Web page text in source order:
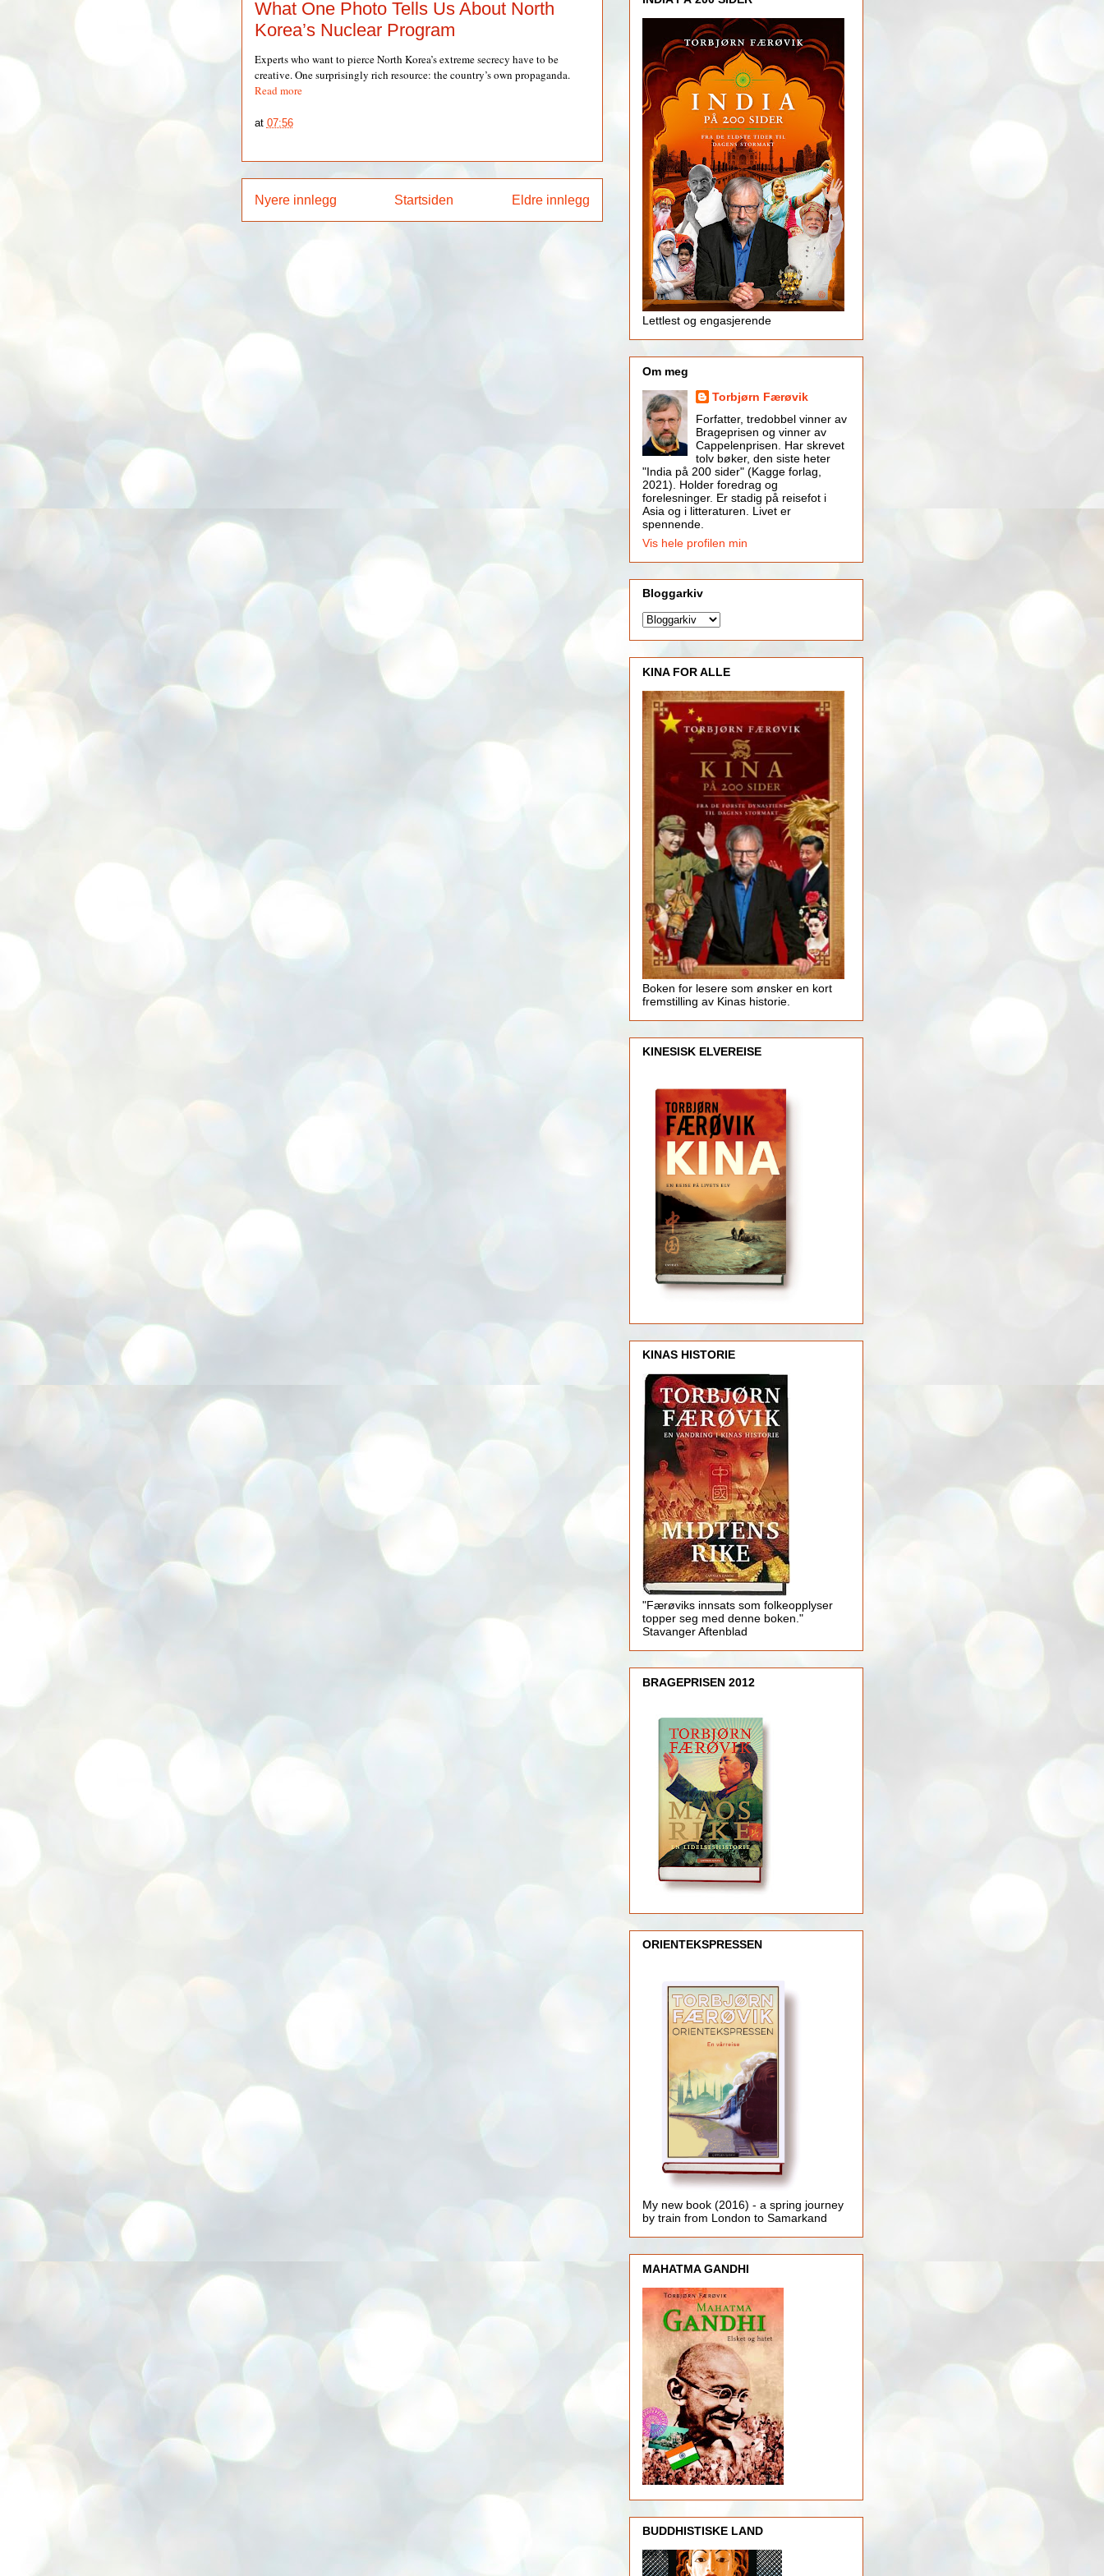
What One Photo Tells Us About North
Korea’s Nuclear Program
Experts who want to pierce North Korea’s extreme secrecy have to be
creative. One surprisingly rich resource: the country’s own propaganda.
Read more
at 07:56
Nyere innlegg Eldre innlegg
Startsiden
Lettlest og engasjerende
Om meg
Torbjørn Færøvik
Forfatter, tredobbel vinner av
Brageprisen og vinner av
Cappelenprisen. Har skrevet
tolv bøker, den siste heter
"India på 200 sider" (Kagge forlag,
2021). Holder foredrag og
forelesninger. Er stadig på reisefot i
Asia og i litteraturen. Livet er
spennende.
Vis hele profilen min
Bloggarkiv
KINA FOR ALLE
Boken for lesere som ønsker en kort
fremstilling av Kinas historie.
KINESISK ELVEREISE
KINAS HISTORIE
"Færøviks innsats som folkeopplyser
topper seg med denne boken."
Stavanger Aftenblad
BRAGEPRISEN 2012
ORIENTEKSPRESSEN
My new book (2016) - a spring journey
by train from London to Samarkand
MAHATMA GANDHI
BUDDHISTISKE LAND